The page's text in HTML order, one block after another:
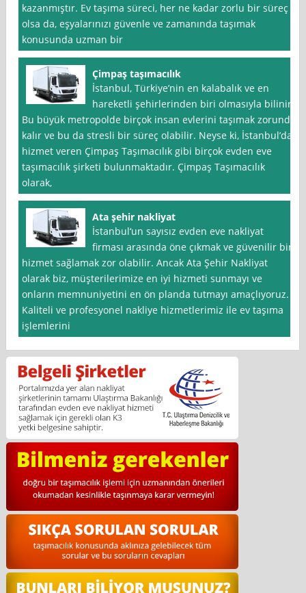
kazanmıştır. Ev taşıma süreci, her ne kadar zorlu bir süreç
olsa da, eşyalarınızı güvenle ve zamanında taşımak
konusunda uzman bir
Çimpaş taşımacılık
İstanbul, Türkiye’nin en kalabalık ve en
hareketli şehirlerinden biri olmasıyla bilinir.
Bu büyük metropolde birçok insan evlerini taşımak zorunda
kalır ve bu da stresli bir süreç olabilir. Neyse ki, İstanbul’da
hizmet veren Çimpaş Taşımacılık gibi birçok evden eve
taşımacılık şirketi bulunmaktadır. Çimpaş Taşımacılık
olarak,
Ata şehir nakliyat
İstanbul‘un sayısız evden eve nakliyat
firması arasında öne çıkmak ve güvenilir bir
hizmet sağlamak zor olabilir. Ancak Ata Şehir Nakliyat
olarak biz, müşterilerimize en iyi hizmeti sunmayı ve
onların memnuniyetini en ön planda tutmayı amaçlıyoruz.
Kaliteli ve profesyonel nakliye hizmetlerimiz ile ev taşıma
işlemlerini